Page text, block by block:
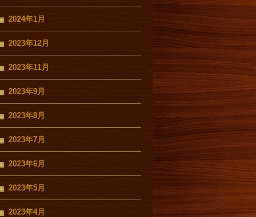
2024年1月
2023年12月
2023年11月
2023年9月
2023年8月
2023年7月
2023年6月
2023年5月
2023年4月